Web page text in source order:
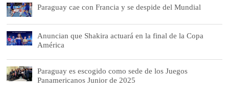
Paraguay cae con Francia y se despide del Mundial
Anuncian que Shakira actuará en la final de la Copa
América
Paraguay es escogido como sede de los Juegos
Panamericanos Junior de 2025